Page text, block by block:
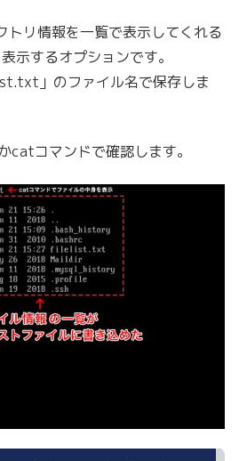
トリ情報を一覧で表示してくれる
示するオプションです。
」のファイル名で保存しま
catコマンドで確認します。